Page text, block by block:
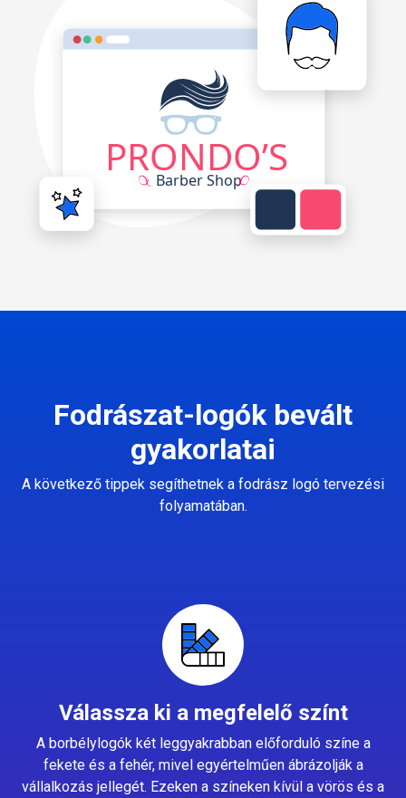
Fodrászat-logók bevált
gyakorlatai
A következő tippek segíthetnek a fodrász logó tervezési
folyamatában.
Válassza ki a megfelelő színt
A borbélylogók két leggyakrabban előforduló színe a
fekete és a fehér, mivel egyértelműen ábrázolják a
vállalkozás jellegét. Ezeken a színeken kívül a vörös és a